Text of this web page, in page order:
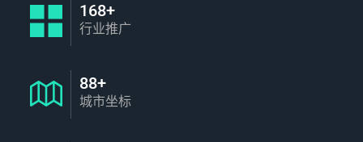
168+
行业推广
88+
城市坐标